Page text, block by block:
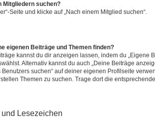
Mitgliedern suchen?
Seite und klicke auf „Nach einem Mitglied suchen“.
eigenen Beiträge und Themen finden?
kannst du dir anzeigen lassen, indem du „Eigene
Alternativ kannst du auch „Deine Beiträge
Benutzers suchen“ auf deiner eigenen Profilseite
Themen zu suchen. Trage dort die
Lesezeichen